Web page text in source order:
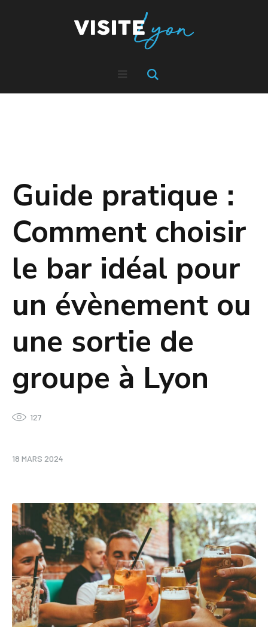
Guide pratique :
Comment choisir
le bar idéal pour
un évènement ou
une sortie de
groupe à Lyon
127
18 MARS 2024